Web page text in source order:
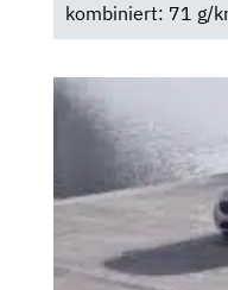
kombiniert: 71 g/